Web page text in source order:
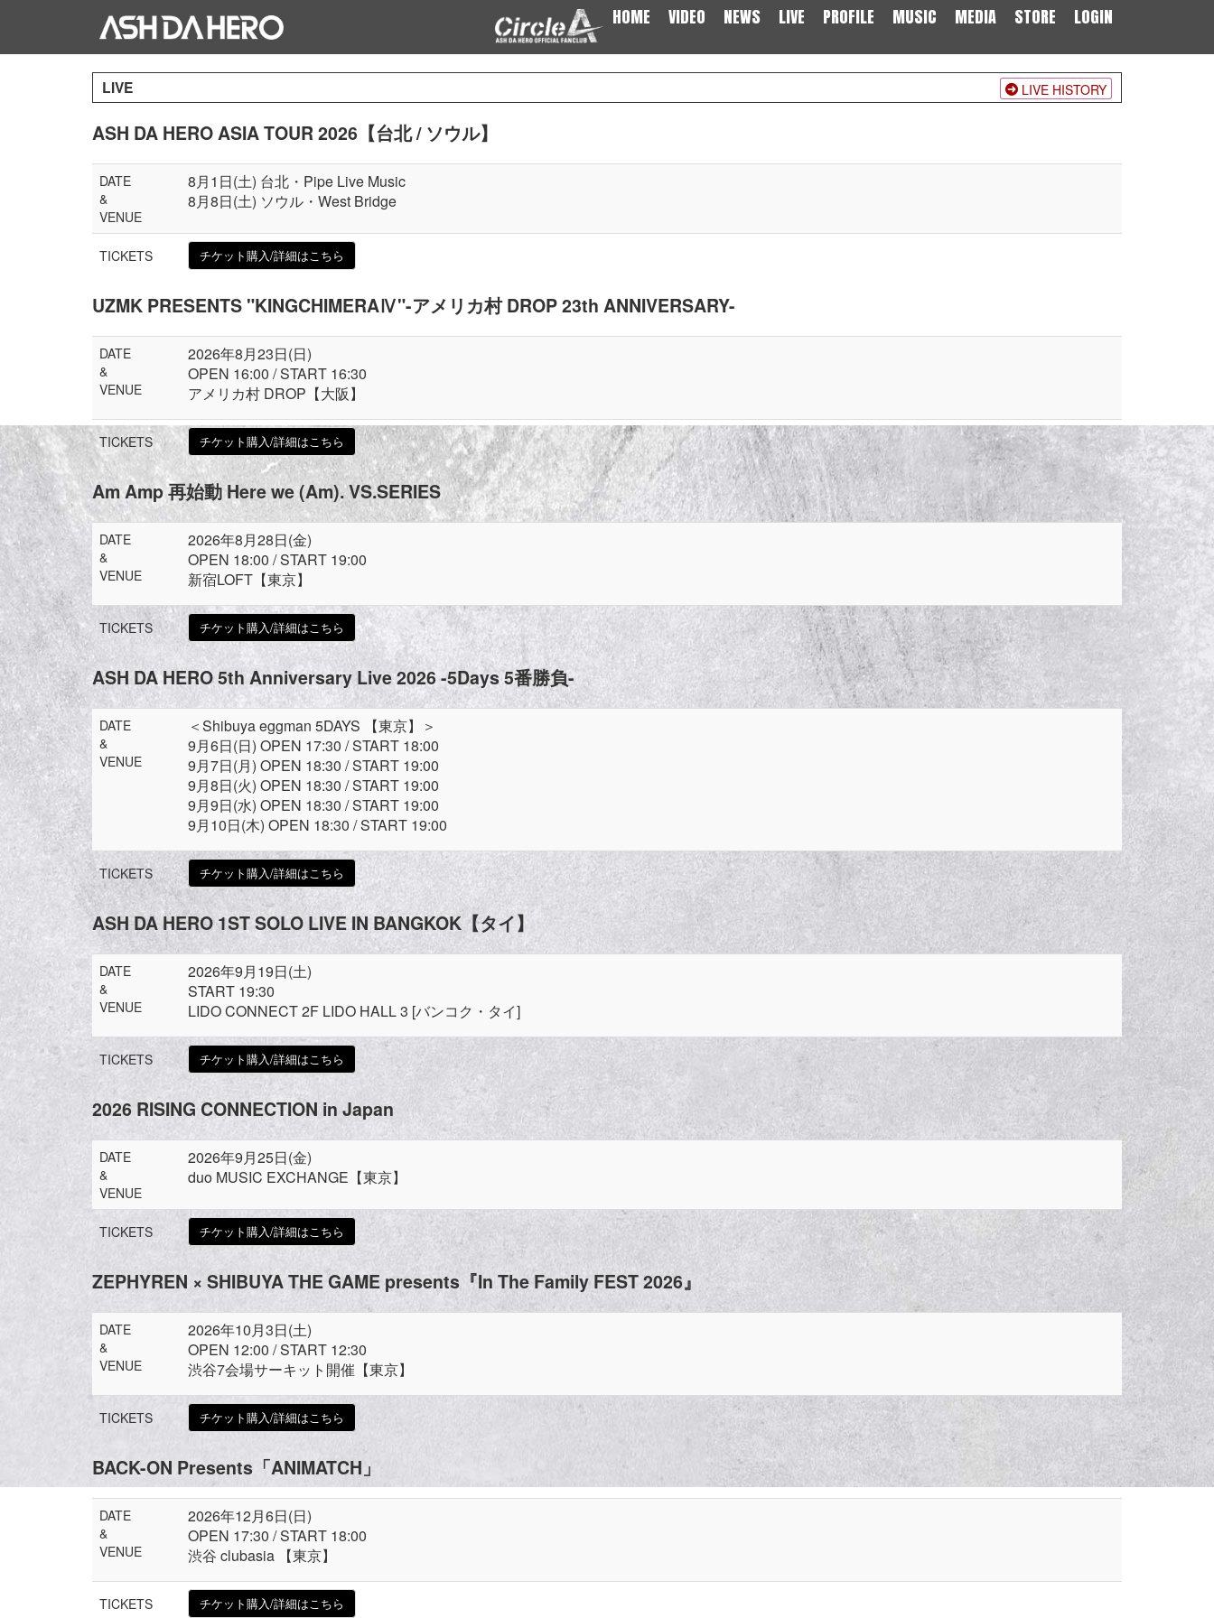
HOME VIDEO NEWS LIVE PROFILE MUSIC MEDIA STORE LOGIN
LIVE LIVE HISTORY
ASH DA HERO ASIA TOUR 2026【台北 / ソウル】
DATE
&
VENUE
8月1日(土) 台北・Pipe Live Music
8月8日(土) ソウル・West Bridge
TICKETS チケット購入/詳細はこちら
UZMK PRESENTS "KINGCHIMERAⅣ"-アメリカ村 DROP 23th ANNIVERSARY-
DATE
&
VENUE
2026年8月23日(日)
OPEN 16:00 / START 16:30
アメリカ村 DROP【大阪】
TICKETS チケット購入/詳細はこちら
Am Amp 再始動 Here we (Am). VS.SERIES
DATE
&
VENUE
2026年8月28日(金)
OPEN 18:00 / START 19:00
新宿LOFT【東京】
TICKETS チケット購入/詳細はこちら
ASH DA HERO 5th Anniversary Live 2026 -5Days 5番勝負-
DATE
&
VENUE
＜Shibuya eggman 5DAYS 【東京】＞
9月6日(日) OPEN 17:30 / START 18:00
9月7日(月) OPEN 18:30 / START 19:00
9月8日(火) OPEN 18:30 / START 19:00
9月9日(水) OPEN 18:30 / START 19:00
9月10日(木) OPEN 18:30 / START 19:00
TICKETS チケット購入/詳細はこちら
ASH DA HERO 1ST SOLO LIVE IN BANGKOK【タイ】
DATE
&
VENUE
2026年9月19日(土)
START 19:30
LIDO CONNECT 2F LIDO HALL 3 [バンコク・タイ]
TICKETS チケット購入/詳細はこちら
2026 RISING CONNECTION in Japan
DATE
&
VENUE
2026年9月25日(金)
duo MUSIC EXCHANGE【東京】
TICKETS チケット購入/詳細はこちら
ZEPHYREN × SHIBUYA THE GAME presents『In The Family FEST 2026』
DATE
&
VENUE
2026年10月3日(土)
OPEN 12:00 / START 12:30
渋谷7会場サーキット開催【東京】
TICKETS チケット購入/詳細はこちら
BACK-ON Presents「ANIMATCH」
DATE
&
VENUE
2026年12月6日(日)
OPEN 17:30 / START 18:00
渋谷 clubasia 【東京】
TICKETS チケット購入/詳細はこちら